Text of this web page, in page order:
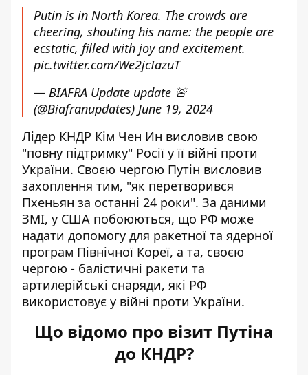
Putin is in North Korea. The crowds are
cheering, shouting his name: the people are
ecstatic, filled with joy and excitement.
pic.twitter.com/We2jcIazuT
— BIAFRA Update update 🚨
(@Biafranupdates) June 19, 2024
Лідер КНДР Кім Чен Ин висловив свою
"повну підтримку" Росії у її війні проти
України. Своєю чергою Путін висловив
захоплення тим, "як перетворився
Пхеньян за останні 24 роки". За даними
ЗМІ, у США побоюються, що РФ може
надати допомогу для ракетної та ядерної
програм Північної Кореї, а та, своєю
чергою - балістичні ракети та
артилерійські снаряди, які РФ
використовує у війні проти України.
Що відомо про візит Путіна
до КНДР?